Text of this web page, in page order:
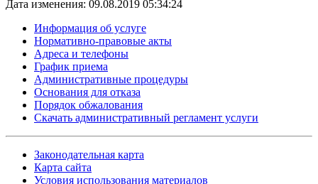
Дата изменения: 09.08.2019 05:34:24
Информация об услуге
Нормативно-правовые акты
Адреса и телефоны
График приема
Административные процедуры
Основания для отказа
Порядок обжалования
Скачать административный регламент услуги
Законодательная карта
Карта сайта
Условия использования материалов